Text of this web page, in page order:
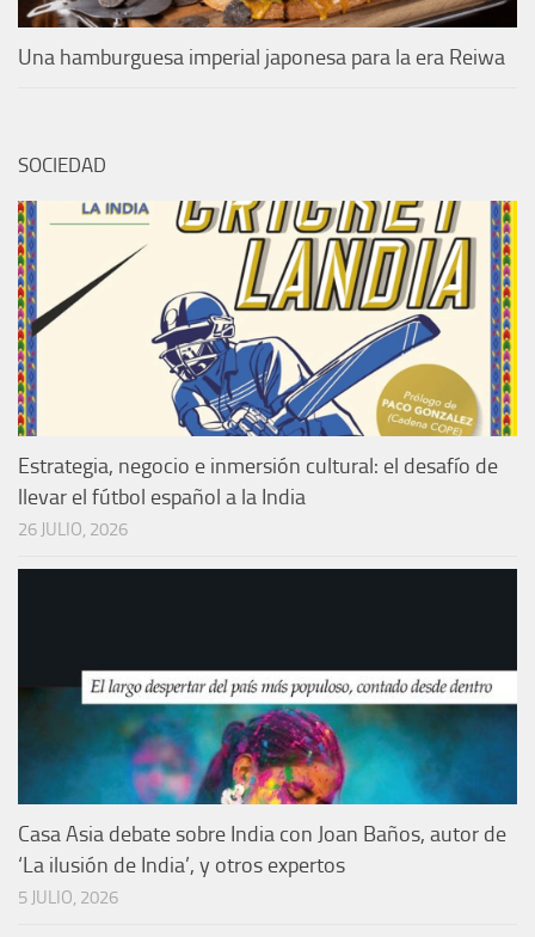
Una hamburguesa imperial japonesa para la era Reiwa
SOCIEDAD
Estrategia, negocio e inmersión cultural: el desafío de
llevar el fútbol español a la India
26 JULIO, 2026
Casa Asia debate sobre India con Joan Baños, autor de
‘La ilusión de India’, y otros expertos
5 JULIO, 2026